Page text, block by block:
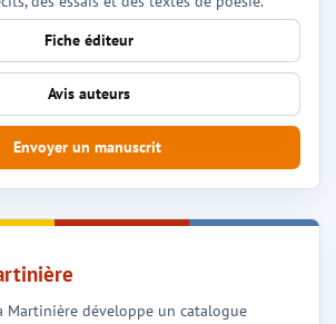
Fiche éditeur
Avis auteurs
Envoyer un manuscrit
Martinière développe un catalogue